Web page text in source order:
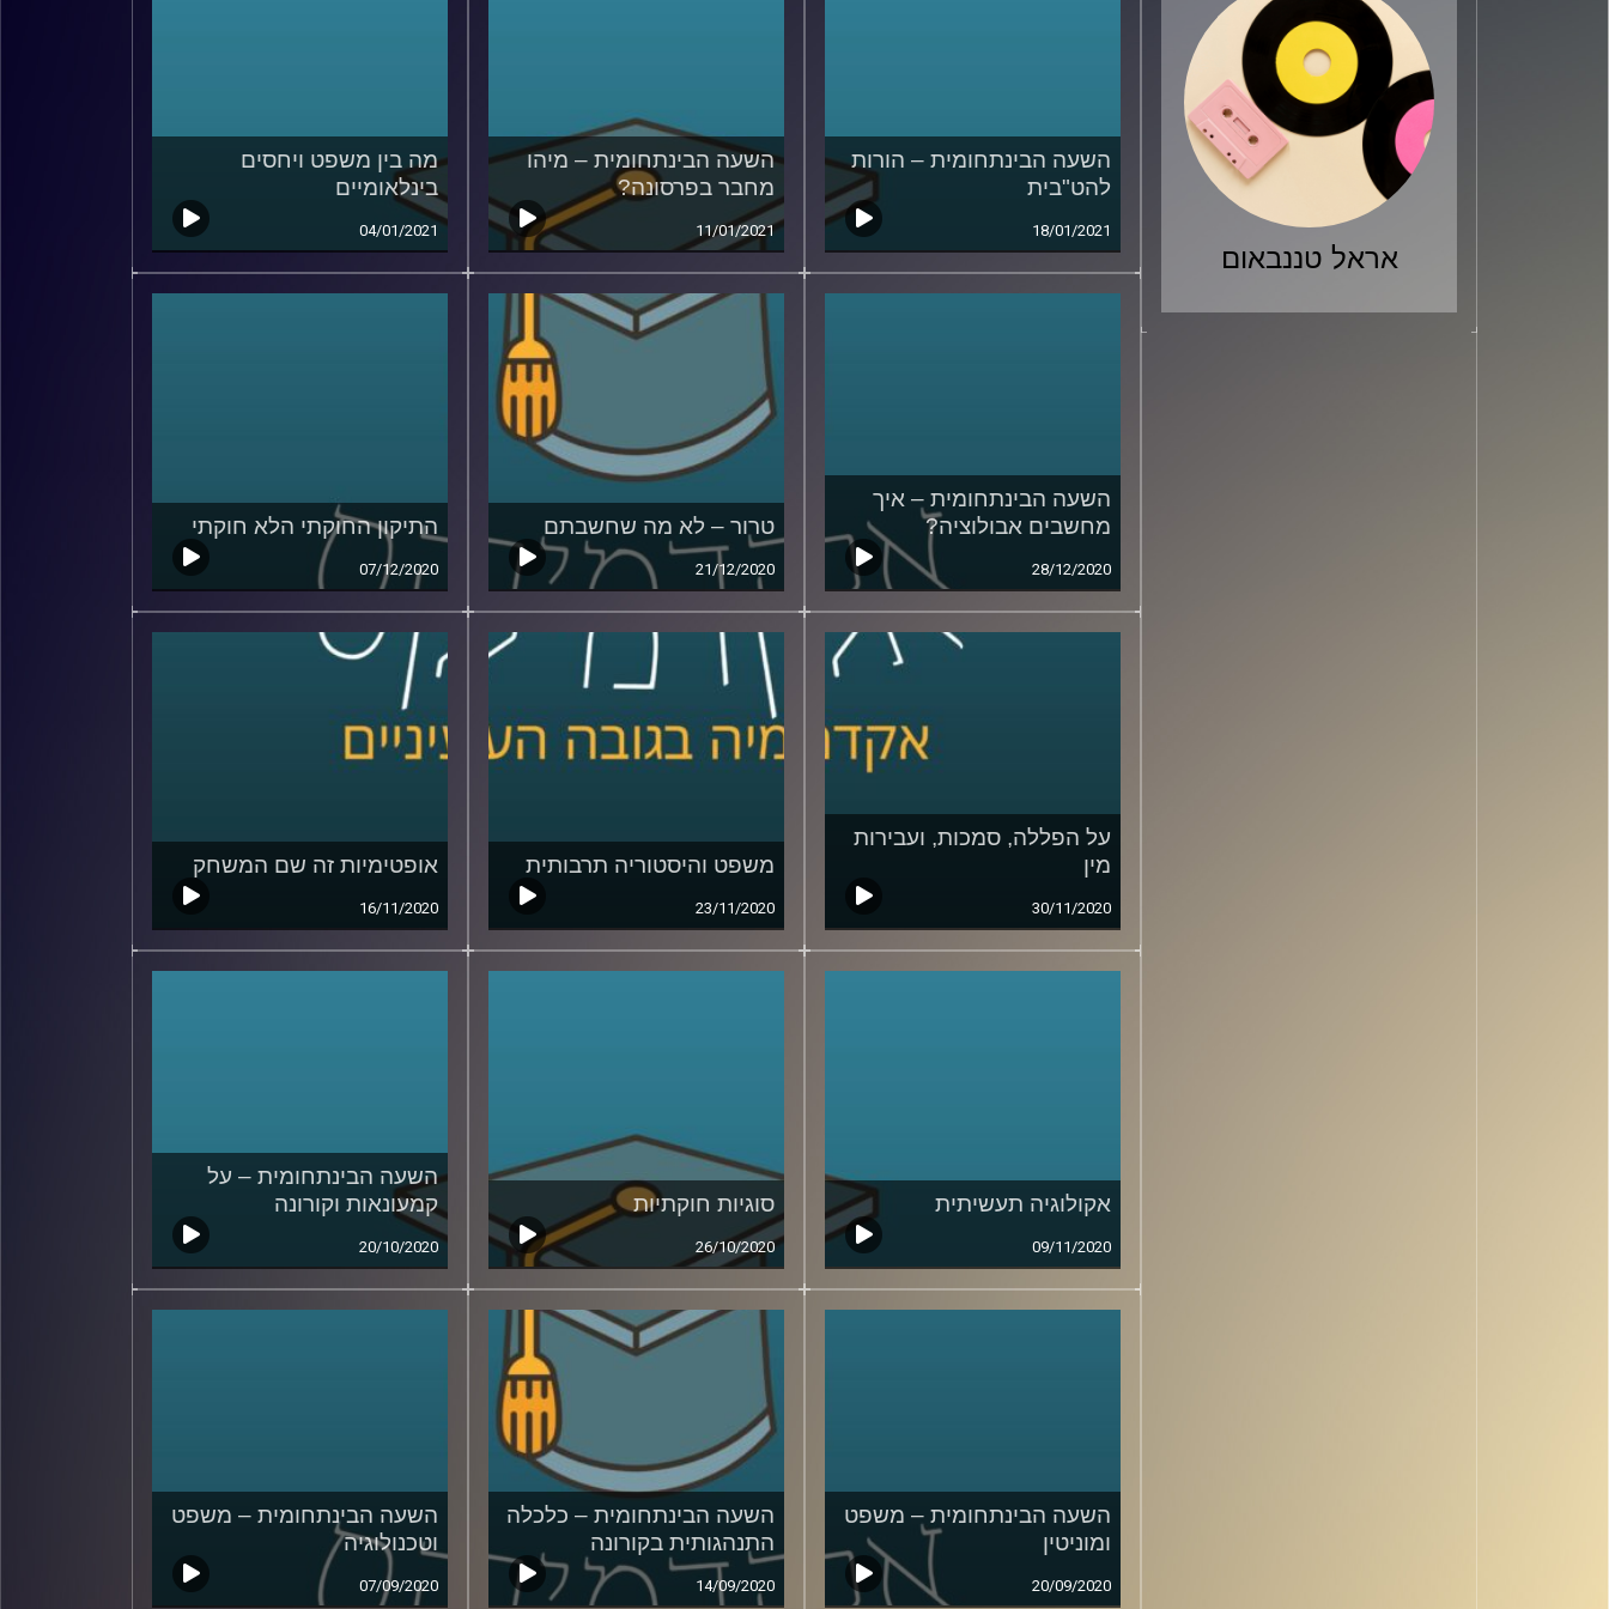
אראל טננבאום
השעה הבינתחומית – הורות
להט"בית
18/01/2021
השעה הבינתחומית – מיהו
מחבר בפרסונה?
11/01/2021
מה בין משפט ויחסים
בינלאומיים
04/01/2021
השעה הבינתחומית – איך
מחשבים אבולוציה?
28/12/2020
טרור – לא מה שחשבתם
21/12/2020
התיקון החוקתי הלא חוקתי
07/12/2020
על הפללה, סמכות, ועבירות
מין
30/11/2020
משפט והיסטוריה תרבותית
23/11/2020
אופטימיות זה שם המשחק
16/11/2020
אקולוגיה תעשיתית
09/11/2020
סוגיות חוקתיות
26/10/2020
השעה הבינתחומית – על
קמעונאות וקורונה
20/10/2020
השעה הבינתחומית – משפט
ומוניטין
20/09/2020
השעה הבינתחומית – כלכלה
התנהגותית בקורונה
14/09/2020
השעה הבינתחומית – משפט
וטכנולוגיה
07/09/2020